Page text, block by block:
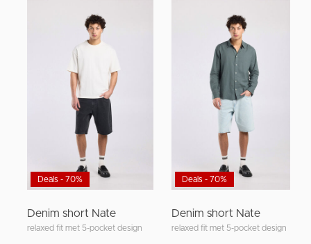
Deals - 70%
Denim short Nate
relaxed fit met 5-pocket design
Deals - 70%
Denim short Nate
relaxed fit met 5-pocket design